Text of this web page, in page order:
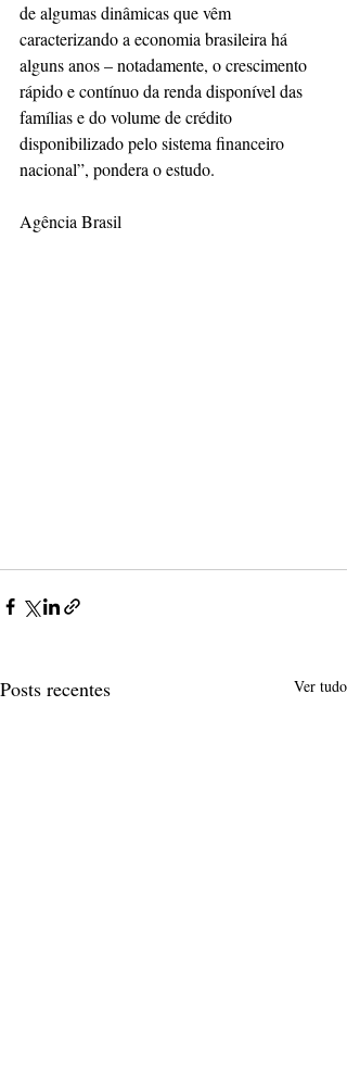
de algumas dinâmicas que vêm
caracterizando a economia brasileira há
alguns anos – notadamente, o crescimento
rápido e contínuo da renda disponível das
famílias e do volume de crédito
disponibilizado pelo sistema financeiro
nacional”, pondera o estudo.
Agência Brasil
Posts recentes Ver tudo